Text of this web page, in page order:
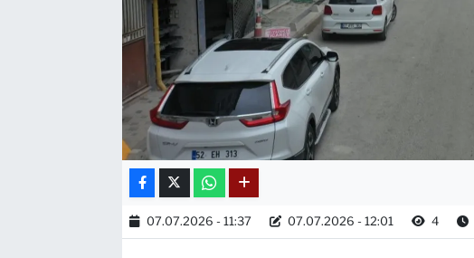
07.07.2026 - 11:37 07.07.2026 - 12:01 4